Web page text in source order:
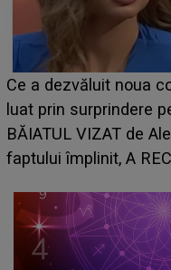
HOROSCOP de
care riscă să rămână
grabă îi aduce
planurile peste cap